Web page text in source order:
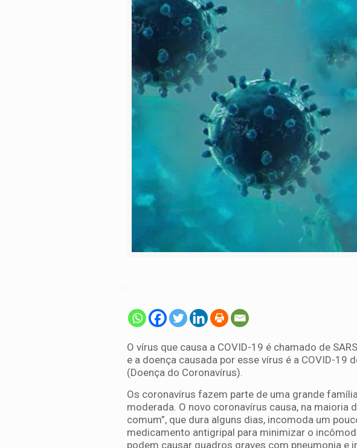
O vírus que causa a COVID-19 é chamado de
e a doença causada por esse vírus é a COVID-19
(Doença do Coronavírus).
Os coronavírus fazem parte de uma grande
moderada. O novo coronavírus causa, na maioria
comum”, que dura alguns dias, incomoda um
medicamento antigripal para minimizar o
podem causar quadros graves com pneumonia